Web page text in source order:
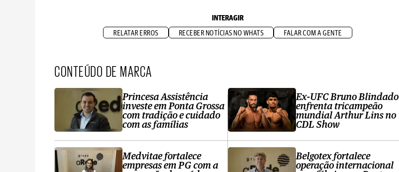
INTERAGIR
RELATAR ERROS RECEBER NOTÍCIAS NO WHATS FALAR COM A GENTE
CONTEÚDO DE MARCA
Princesa Assistência
investe em Ponta Grossa
com tradição e cuidado
com as famílias
Medvitae fortalece
empresas em PG com a
Ex-UFC Bruno Blindado
enfrenta tricampeão
mundial Arthur Lins no
CDL Show
Belgotex fortalece
operação internacional